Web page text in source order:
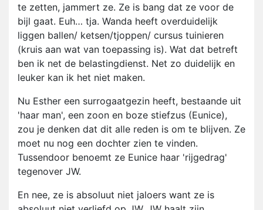
te zetten, jammert ze. Ze is bang dat ze voor de
bijl gaat. Euh… tja. Wanda heeft overduidelijk
liggen ballen/ ketsen/tjoppen/ cursus tuinieren
(kruis aan wat van toepassing is). Wat dat betreft
ben ik net de belastingdienst. Net zo duidelijk en
leuker kan ik het niet maken.
Nu Esther een surrogaatgezin heeft, bestaande uit
'haar man', een zoon en boze stiefzus (Eunice),
zou je denken dat dit alle reden is om te blijven. Ze
moet nu nog een dochter zien te vinden.
Tussendoor benoemt ze Eunice haar 'rijgedrag'
tegenover JW.
En nee, ze is absoluut niet jaloers want ze is